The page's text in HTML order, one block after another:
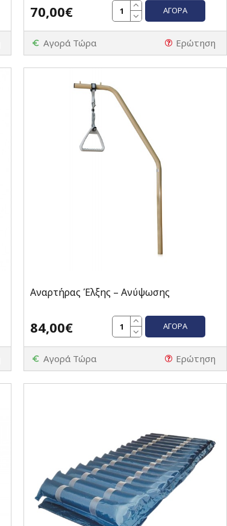
70,00€ ΑΓΟΡΆ
Αγορά Τώρα Ερώτηση
Αναρτήρας Έλξης – Ανύψωσης
84,00€ ΑΓΟΡΆ
Αγορά Τώρα Ερώτηση